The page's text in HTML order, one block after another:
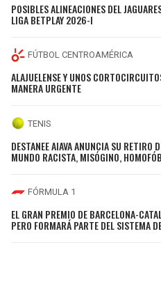
POSIBLES ALINEACIONES DEL
LIGA BETPLAY 2026-I
FÚTBOL CENTROAMÉRICA
ALAJUELENSE Y UNOS
MANERA URGENTE
TENIS
DESTANEE AIAVA ANUNCIA SU RETIRO
MUNDO RACISTA, MISÓGINO,
FÓRMULA 1
EL GRAN PREMIO DE BARCELONA-
PERO FORMARÁ PARTE DEL SISTEMA